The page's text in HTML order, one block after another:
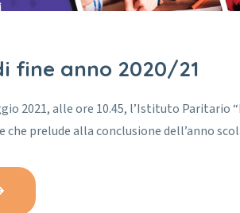
fine anno 2020/21
2021, alle ore 10.45, l’Istituto Paritario
prelude alla conclusione dell’anno